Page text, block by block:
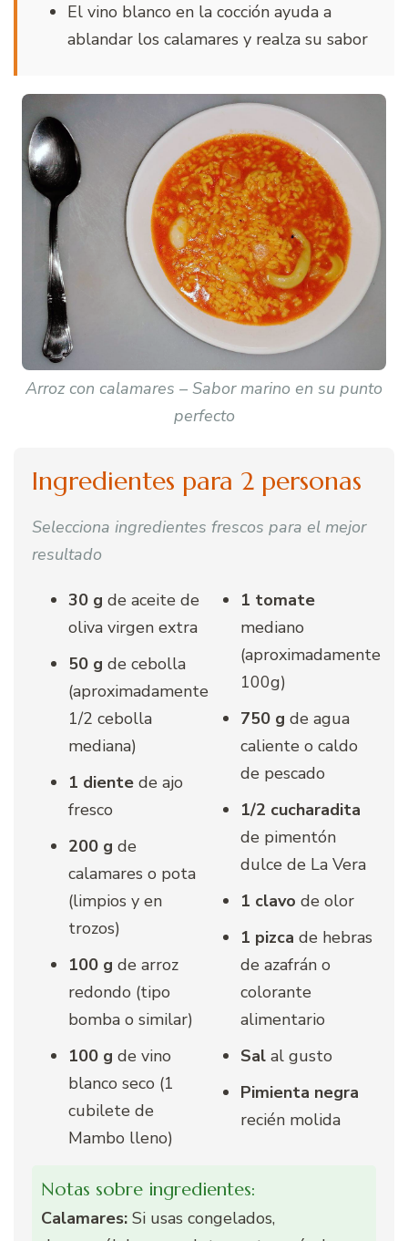
El vino blanco en la cocción ayuda a
ablandar los calamares y realza su sabor
Arroz con calamares – Sabor marino en su punto
perfecto
Ingredientes para 2 personas
Selecciona ingredientes frescos para el mejor
resultado
30 g de aceite de
oliva virgen extra
50 g de cebolla
(aproximadamente
1/2 cebolla
mediana)
1 diente de ajo
fresco
200 g de
calamares o pota
(limpios y en
trozos)
100 g de arroz
redondo (tipo
bomba o similar)
100 g de vino
blanco seco (1
cubilete de
Mambo lleno)
1 tomate
mediano
(aproximadamente
100g)
750 g de agua
caliente o caldo
de pescado
1/2 cucharadita
de pimentón
dulce de La Vera
1 clavo de olor
1 pizca de hebras
de azafrán o
colorante
alimentario
Sal al gusto
Pimienta negra
recién molida
Notas sobre ingredientes:
Calamares: Si usas congelados,